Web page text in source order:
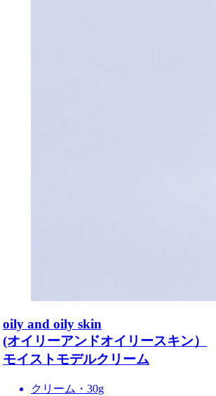
oily and oily skin
(オイリーアンドオイリースキン）
モイストモデルクリーム
クリーム・30g